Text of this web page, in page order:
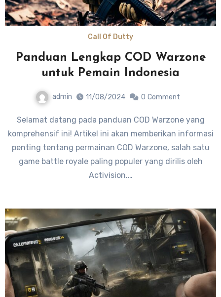
Call Of Dutty
Panduan Lengkap COD Warzone
untuk Pemain Indonesia
admin 11/08/2024 0 Comment
Selamat datang pada panduan COD Warzone yang
komprehensif ini! Artikel ini akan memberikan informasi
penting tentang permainan COD Warzone, salah satu
game battle royale paling populer yang dirilis oleh
Activision.…